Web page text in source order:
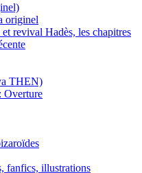
originel
et revival Hadès, les chapitres
THEN)
Overture
fanfics, illustrations